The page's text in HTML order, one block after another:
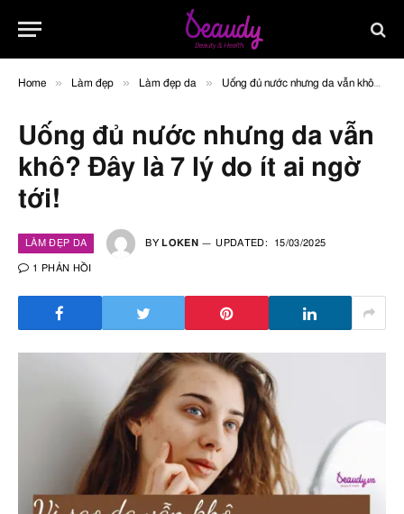
Home » Làm đẹp » Làm đẹp da » Uống đủ nước nhưng da vẫn khô? Đây là 7 lý do ít ai ngờ tới!
Uống đủ nước nhưng da vẫn
khô? Đây là 7 lý do ít ai ngờ
tới!
LÀM ĐẸP DA BY LOKEN UPDATED: 15/03/2025
1 PHẢN HỒI